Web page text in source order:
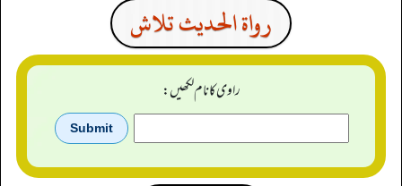
رواة الحديث تلاش
راوی کا نام لکھیں: